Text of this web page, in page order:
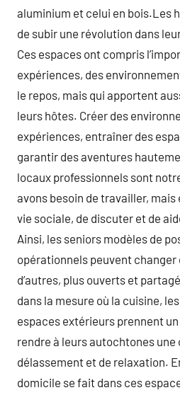
aluminium et celui en bois.Les
de subir une révolution dans
Ces espaces ont compris
expériences, des
le repos, mais qui apportent
leurs hôtes. Créer des
expériences, entraîner des
garantir des aventures
locaux professionnels sont
avons besoin de travailler, mais
vie sociale, de discuter et de
Ainsi, les seniors modèles de
opérationnels peuvent
d’autres, plus ouverts et
dans la mesure où la cuisine,
espaces extérieurs prennent
rendre à leurs autochtones
délassement et de relaxation.
domicile se fait dans ces